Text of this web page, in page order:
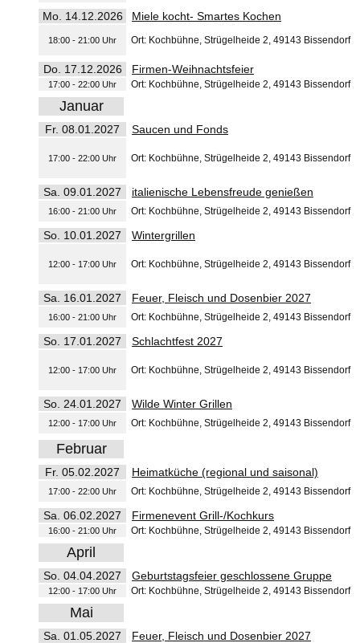
Mo. 14.12.2026 Miele kocht- Smartes Kochen
18:00 - 21:00 Uhr Ort: Kochbühne, Strügelheide 2, 49143 Bissendorf
Do. 17.12.2026 Firmen-Weihnachtsfeier
17:00 - 22:00 Uhr Ort: Kochbühne, Strügelheide 2, 49143 Bissendorf
Januar
Fr. 08.01.2027 Saucen und Fonds
17:00 - 22:00 Uhr Ort: Kochbühne, Strügelheide 2, 49143 Bissendorf
Sa. 09.01.2027 italienische Lebensfreude genießen
16:00 - 21:00 Uhr Ort: Kochbühne, Strügelheide 2, 49143 Bissendorf
So. 10.01.2027 Wintergrillen
12:00 - 17:00 Uhr Ort: Kochbühne, Strügelheide 2, 49143 Bissendorf
Sa. 16.01.2027 Feuer, Fleisch und Dosenbier 2027
16:00 - 21:00 Uhr Ort: Kochbühne, Strügelheide 2, 49143 Bissendorf
So. 17.01.2027 Schlachtfest 2027
12:00 - 17:00 Uhr Ort: Kochbühne, Strügelheide 2, 49143 Bissendorf
So. 24.01.2027 Wilde Winter Grillen
12:00 - 17:00 Uhr Ort: Kochbühne, Strügelheide 2, 49143 Bissendorf
Februar
Fr. 05.02.2027 Heimatküche (regional und saisonal)
17:00 - 22:00 Uhr Ort: Kochbühne, Strügelheide 2, 49143 Bissendorf
Sa. 06.02.2027 Firmenevent Grill-/Kochkurs
16:00 - 21:00 Uhr Ort: Kochbühne, Strügelheide 2, 49143 Bissendorf
April
So. 04.04.2027 Geburtstagsfeier geschlossene Gruppe
12:00 - 17:00 Uhr Ort: Kochbühne, Strügelheide 2, 49143 Bissendorf
Mai
Sa. 01.05.2027 Feuer, Fleisch und Dosenbier 2027